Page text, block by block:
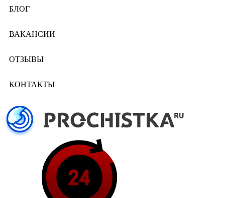
БЛОГ
ВАКАНСИИ
ОТЗЫВЫ
КОНТАКТЫ